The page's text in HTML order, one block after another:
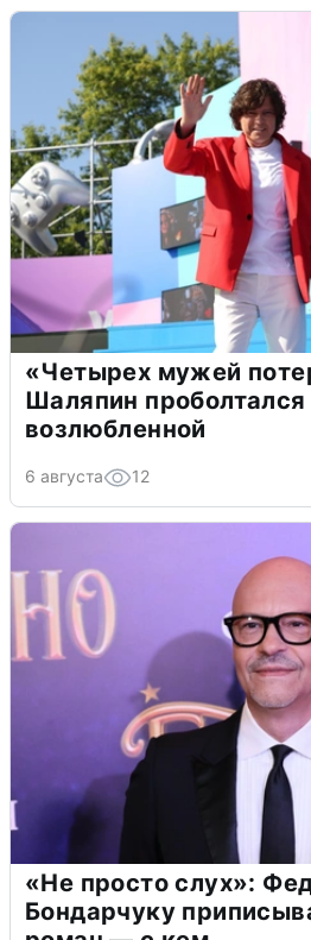
«Четырех мужей
Шаляпин проболтался
возлюбленной
6 августа 12
«Не просто слух»:
Бондарчуку